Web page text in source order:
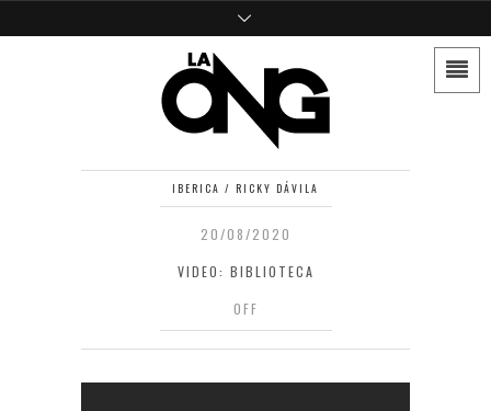
IBERICA / RICKY DÁVILA
20/08/2020
VIDEO: BIBLIOTECA
OFF